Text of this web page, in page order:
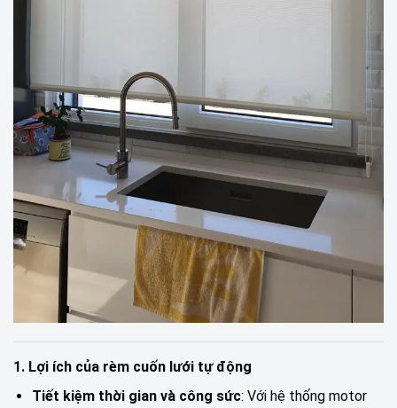
1. Lợi ích của rèm cuốn lưới tự động
Tiết kiệm thời gian và công sức: Với hệ thống motor